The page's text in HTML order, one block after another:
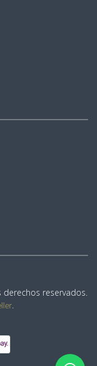
derechos reservados.
.